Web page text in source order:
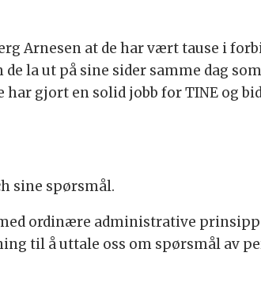
Arnesen at de har vært tause i
la ut på sine sider samme dag
gjort en solid jobb for TINE og
sine spørsmål.
ordinære administrative
til å uttale oss om spørsmål av